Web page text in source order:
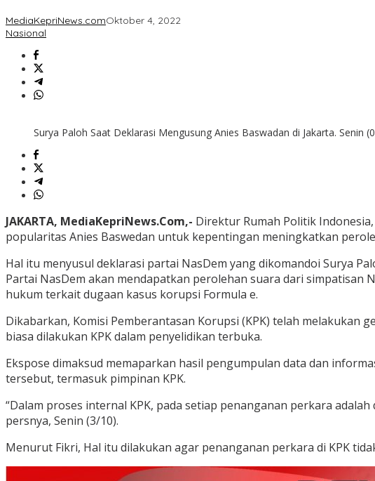
MediaKepriNews.comOktober 4, 2022
Nasional
Surya Paloh Saat Deklarasi Mengusung Anies Baswadan di Jakarta. Senin
JAKARTA, MediaKepriNews.Com,- Direktur Rumah Politik
popularitas Anies Baswedan untuk kepentingan meningkatkan
Hal itu menyusul deklarasi partai NasDem yang dikomandoi Surya
Partai NasDem akan mendapatkan perolehan suara dari simpatisan
hukum terkait dugaan kasus korupsi Formula e.
Dikabarkan, Komisi Pemberantasan Korupsi (KPK) telah melakukan
biasa dilakukan KPK dalam penyelidikan terbuka.
Ekspose dimaksud memaparkan hasil pengumpulan data dan
tersebut, termasuk pimpinan KPK.
“Dalam proses internal KPK, pada setiap penanganan perkara
persnya, Senin (3/10).
Menurut Fikri, Hal itu dilakukan agar penanganan perkara di KPK